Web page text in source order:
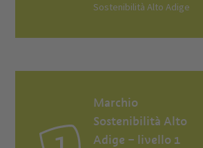
Sostenibilità Alto Adige
Marchio
Sostenibilità Alto
Adige – livello 1